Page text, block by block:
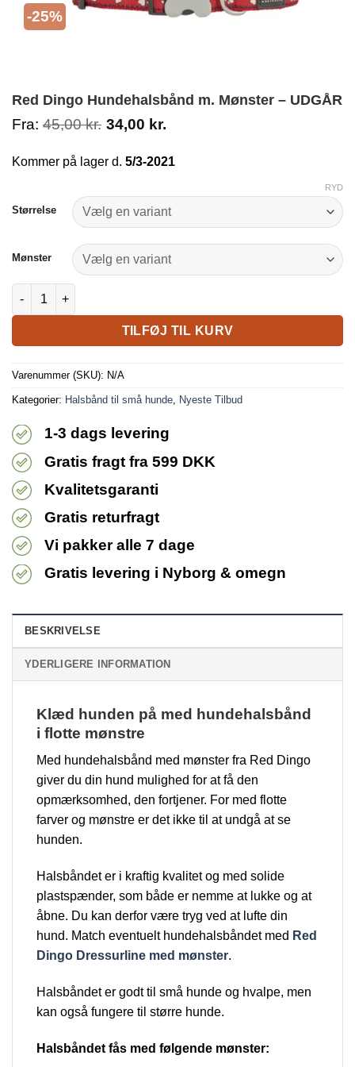
-25%
Red Dingo Hundehalsbånd m. Mønster – UDGÅR
Fra: 45,00kr. 34,00 kr.
Kommer på lager d. 5/3-2021
Størrelse
Mønster
RYD
Red Dingo Hundehalsbånd m. Mønster - UDGÅR antal
TILFØJ TIL KURV
Varenummer (SKU): N/A
Kategorier: Halsbånd til små hunde Nyeste Tilbud
1-3 dags levering
Gratis fragt fra 599 DKK
Kvalitetsgaranti
Gratis returfragt
Vi pakker alle 7 dage
Gratis levering i Nyborg & omegn
BESKRIVELSE
YDERLIGERE INFORMATION
Klæd hunden på med hundehalsbånd
i flotte mønstre
Med hundehalsbånd med mønster fra Red Dingo
giver du din hund mulighed for at få den
opmærksomhed, den fortjener. For med flotte
farver og mønstre er det ikke til at undgå at se
hunden.
Halsbåndet er i kraftig kvalitet og med solide
plastspænder, som både er nemme at lukke og at
åbne. Du kan derfor være tryg ved at lufte din
hund. Match eventuelt hundehalsbåndet med Red
Dingo Dressurline med mønster.
Halsbåndet er godt til små hunde og hvalpe, men
kan også fungere til større hunde.
Halsbåndet fås med følgende mønster: